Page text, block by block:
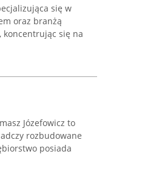
się w
oraz branżą
koncentrując się na
Józefowicz to
rozbudowane
posiada